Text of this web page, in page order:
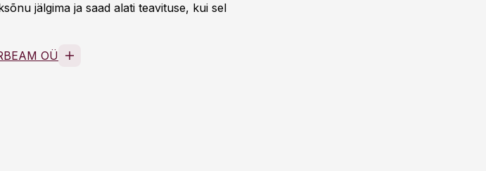
jälgima ja saad alati teavituse, kui sel
OÜ